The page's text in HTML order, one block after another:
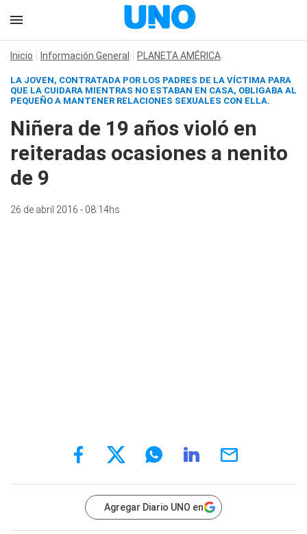
Inicio Información General PLANETA AMÉRICA
LA JOVEN, CONTRATADA POR LOS PADRES DE LA VÍCTIMA PARA
QUE LA CUIDARA MIENTRAS NO ESTABAN EN CASA, OBLIGABA AL
PEQUEÑO A MANTENER RELACIONES SEXUALES CON ELLA.
Niñera de 19 años violó en
reiteradas ocasiones a nenito
de 9
26 de abril 2016 - 08:14hs
Agregar Diario UNO en